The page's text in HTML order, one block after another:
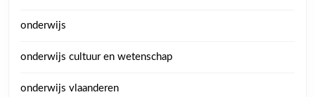
onderwijs
onderwijs cultuur en wetenschap
onderwijs vlaanderen